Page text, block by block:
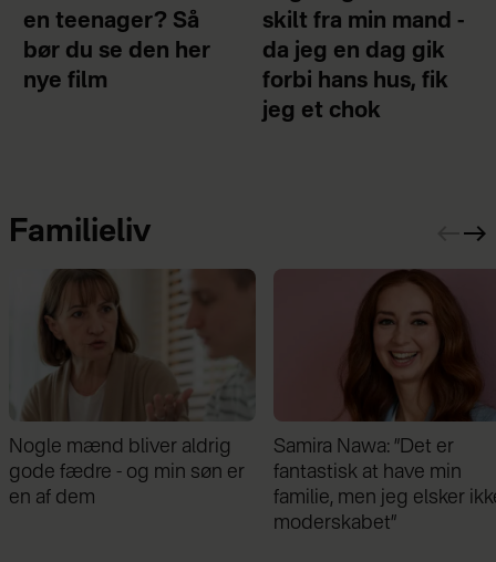
en teenager? Så
bør du se den her
nye film
skilt fra min mand -
da jeg en dag gik
forbi hans hus, fik
jeg et chok
Familieliv
mænd bliver aldrig
fædre - og min søn er
dem
Samira Nawa: ”Det er
fantastisk at have min
familie, men jeg elsker ikke
moderskabet”